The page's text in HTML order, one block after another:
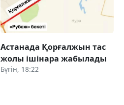
Астанада Қорғалжын тас
жолы ішінара жабылады
Бүгін, 18:22